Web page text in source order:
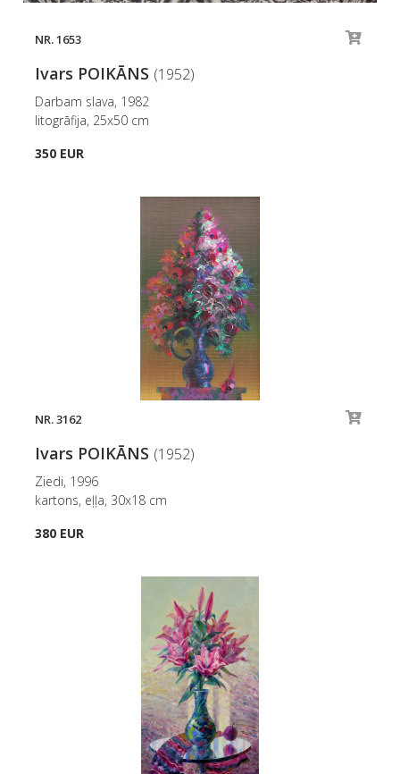
NR. 1653
Ivars POIKĀNS (1952)
Darbam slava, 1982
litogrāfija, 25x50 cm
350 EUR
NR. 3162
Ivars POIKĀNS (1952)
Ziedi, 1996
kartons, eļļa, 30x18 cm
380 EUR